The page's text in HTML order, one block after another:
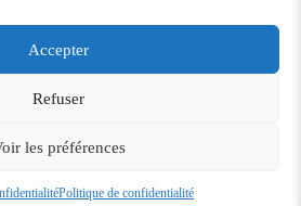
Accepter
Refuser
les préférences
Politique de confidentialité